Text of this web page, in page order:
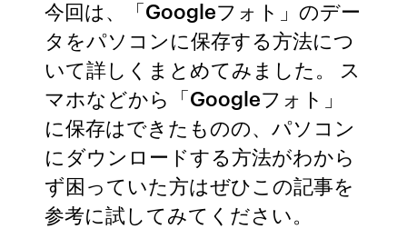
今回は、「Googleフォト」のデー
タをパソコンに保存する方法につ
いて詳しくまとめてみました。 ス
マホなどから「Googleフォト」
に保存はできたものの、パソコン
にダウンロードする方法がわから
ず困っていた方はぜひこの記事を
参考に試してみてください。